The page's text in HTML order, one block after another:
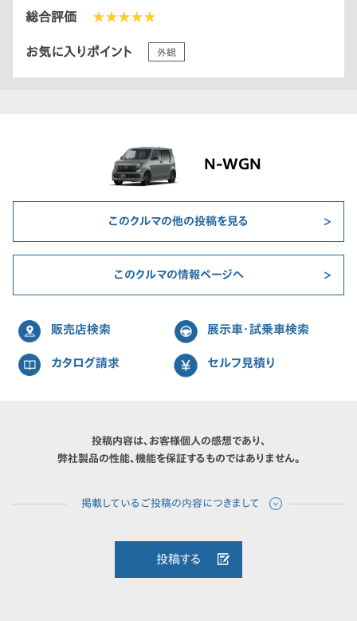
お願いします。」と言いかけたところ…「えー白いのー？」と嫁が言
いました。「白いのは嫌よー白いのはー。こっちがいいじゃん！黒
いの(^^)こっちにしよー。」ととなりに止まってたN-WGNにしよ
うと言いだしました。それから嫁は「えーこれ何色ー？黒じゃない
んだー。濃いむらさきー？ステキーこれにしよう、これに！これよ、
ブー言い続けるのは明らかと判断。）めんどくさいので「じゃあ、
こっちをください。（涙）」とお願いしました。
総合評価 ★★★★★
お気に入りポイント 外観
N-WGN
このクルマの他の投稿を見る
このクルマの情報ページへ
販売店検索 展示車・試乗車検索
カタログ請求 セルフ見積り
投稿内容は、お客様個人の感想であり、
弊社製品の性能、機能を保証するものではありません。
投稿する